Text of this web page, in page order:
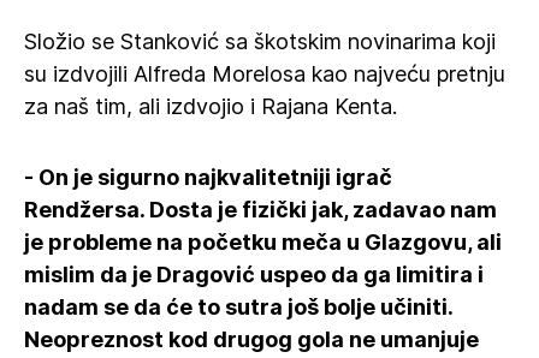
Složio se Stanković sa škotskim novinarima koji
su izdvojili Alfreda Morelosa kao najveću pretnju
za naš tim, ali izdvojio i Rajana Kenta.
- On je sigurno najkvalitetniji igrač
Rendžersa. Dosta je fizički jak, zadavao nam
je probleme na početku meča u Glazgovu, ali
mislim da je Dragović uspeo da ga limitira i
nadam se da će to sutra još bolje učiniti.
Neopreznost kod drugog gola ne umanjuje